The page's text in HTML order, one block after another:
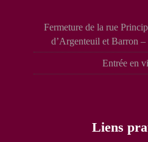
Fermeture de la rue
d’Argenteuil et Barron
Entrée en
Liens